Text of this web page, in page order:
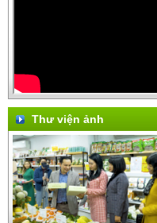
Thư viện ảnh